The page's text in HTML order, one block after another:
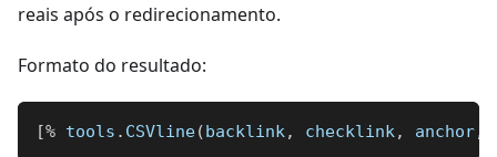
reais após o redirecionamento.
Formato do resultado:
[% tools . CSVline(backlink, checklink, anchor,